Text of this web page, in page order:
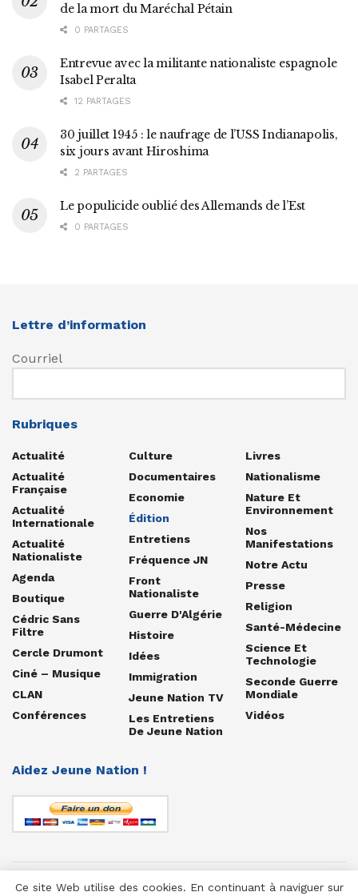
de la mort du Maréchal Pétain
0 PARTAGES
Entrevue avec la militante nationaliste espagnole
Isabel Peralta
12 PARTAGES
30 juillet 1945 : le naufrage de l’USS Indianapolis,
six jours avant Hiroshima
2 PARTAGES
Le populicide oublié des Allemands de l’Est
0 PARTAGES
Lettre d’information
Courriel
Rubriques
Actualité
Actualité
Française
Actualité
Internationale
Actualité
Nationaliste
Agenda
Boutique
Cédric Sans
Filtre
Cercle Drumont
Ciné – Musique
CLAN
Conférences
Culture
Documentaires
Economie
Édition
Entretiens
Fréquence JN
Front
Nationaliste
Guerre D'Algérie
Histoire
Idées
Immigration
Jeune Nation TV
Les Entretiens
De Jeune Nation
Livres
Nationalisme
Nature Et
Environnement
Nos
Manifestations
Notre Actu
Presse
Religion
Santé-Médecine
Science Et
Technologie
Seconde Guerre
Mondiale
Vidéos
Aidez Jeune Nation !
Ce site Web utilise des cookies. En continuant à naviguer sur